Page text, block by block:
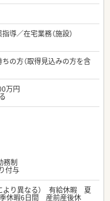
導／在宅業務（施設）
の方（取得見込みの方を含
万円
務制
付与
より異なる） 有給休暇 夏
休暇6日間 産前産後休